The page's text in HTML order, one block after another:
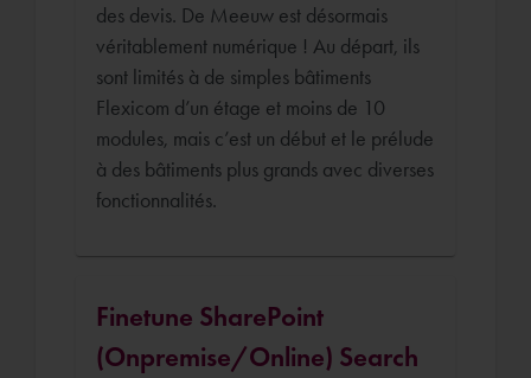
des devis. De Meeuw est désormais
véritablement numérique ! Au départ, ils
sont limités à de simples bâtiments
Flexicom d’un étage et moins de 10
modules, mais c’est un début et le prélude
à des bâtiments plus grands avec diverses
fonctionnalités.
Finetune SharePoint
(Onpremise/Online) Search